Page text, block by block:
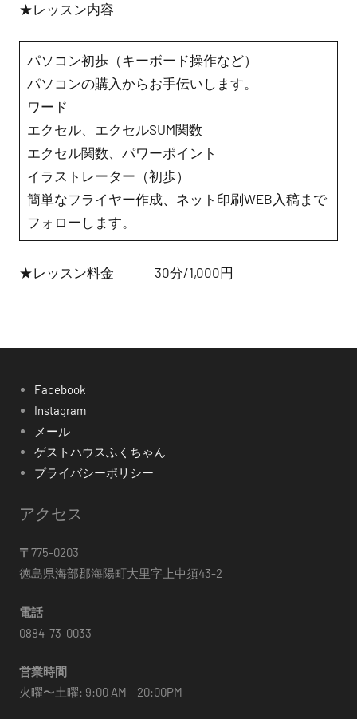
★レッスン内容
パソコン初歩（キーボード操作など）
パソコンの購入からお手伝いします。
ワード
エクセル、エクセルSUM関数
エクセル関数、パワーポイント
イラストレーター（初歩）
簡単なフライヤー作成、ネット印刷WEB入稿まで
フォローします。
★レッスン料金 30分/1,000円
Facebook
Instagram
メール
ゲストハウスふくちゃん
プライバシーポリシー
アクセス
〒 775-0203
徳島県海部郡海陽町大里字上中須43-2
電話
0884-73-0033
営業時間
火曜〜土曜: 9:00 AM – 20:00PM